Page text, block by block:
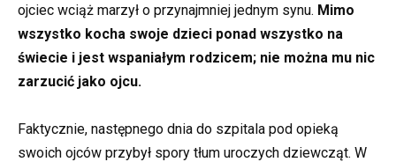
ojciec wciąż marzył o przynajmniej jednym synu. Mimo
wszystko kocha swoje dzieci ponad wszystko na
świecie i jest wspaniałym rodzicem; nie można mu nic
zarzucić jako ojcu.
Faktycznie, następnego dnia do szpitala pod opieką
swoich ojców przybył spory tłum uroczych dziewcząt. W